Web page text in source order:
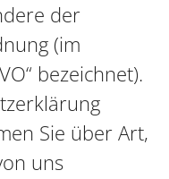
der
(im
bezeichnet).
Sie über Art,
uns